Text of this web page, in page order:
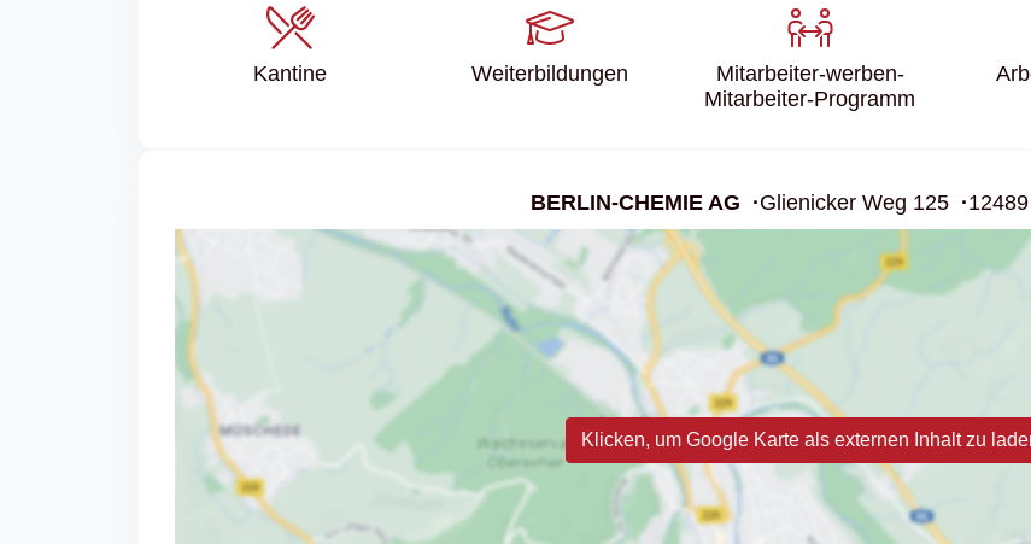
Kantine Weiter­bildungen
Mitarbeiter-werben-
Mitarbeiter-Programm
BERLIN-CHEMIE AG Glienicker Weg 125
Klicken, um Google Karte als externen Inhalt zu